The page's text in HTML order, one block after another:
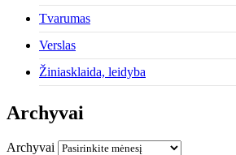
Tvarumas
Verslas
Žiniasklaida, leidyba
Archyvai
Archyvai